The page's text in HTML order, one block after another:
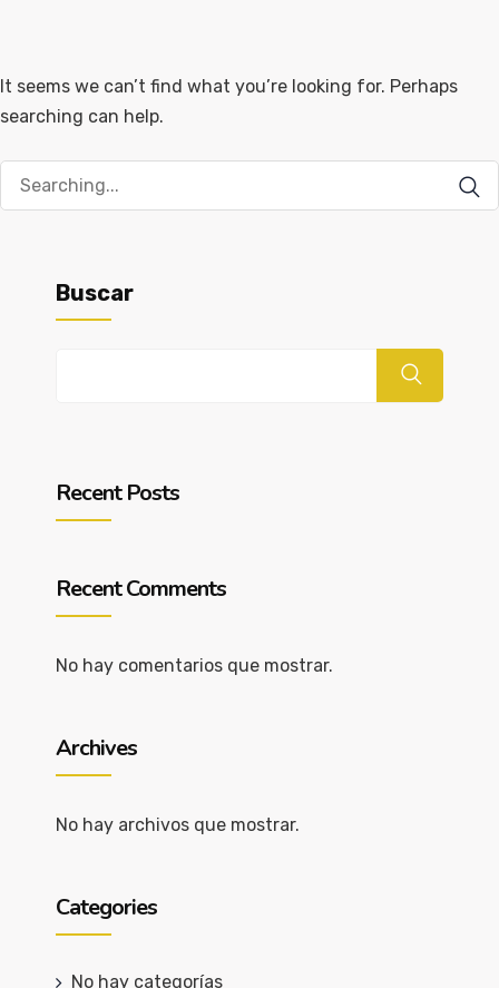
It seems we can’t find what you’re looking for. Perhaps
searching can help.
Buscar
Buscar
Recent Posts
Recent Comments
No hay comentarios que mostrar.
Archives
No hay archivos que mostrar.
Categories
No hay categorías